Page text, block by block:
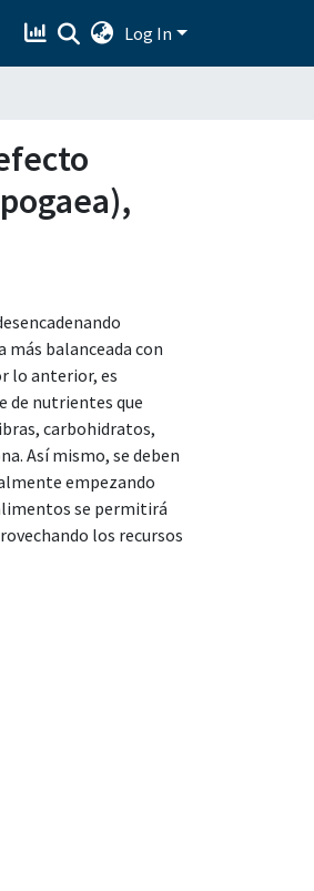
Log In
balanceada con
lo anterior, es
de nutrientes que
carbohidratos,
Así mismo, se deben
empezando
se permitirá
los recursos